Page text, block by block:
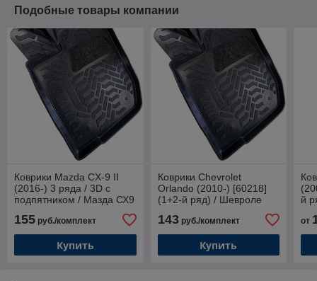
Подобные товары компании
Коврики Mazda CX-9 II
(2016-) 3 ряда / 3D с
подпятником / Мазда СХ9
155 руб./комплект
Купить
Коврики Chevrolet
Orlando (2010-) [60218]
(1+2-й ряд) / Шевроле
143руб./комплект
Купить
й
от